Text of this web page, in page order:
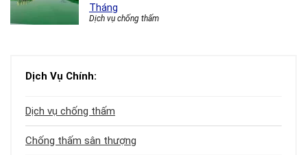
Tháng
Dịch vụ chống thấm
Dịch Vụ Chính:
Dịch vụ chống thấm
Chống thấm sân thượng